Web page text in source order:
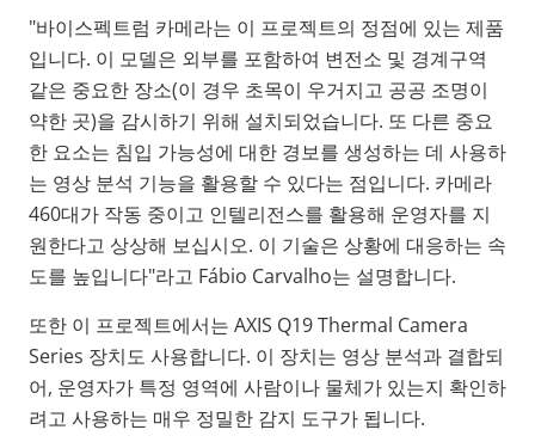
"바이스펙트럼 카메라는 이 프로젝트의 정점에 있는 제품
입니다. 이 모델은 외부를 포함하여 변전소 및 경계구역
같은 중요한 장소(이 경우 초목이 우거지고 공공 조명이
약한 곳)을 감시하기 위해 설치되었습니다. 또 다른 중요
한 요소는 침입 가능성에 대한 경보를 생성하는 데 사용하
는 영상 분석 기능을 활용할 수 있다는 점입니다. 카메라
460대가 작동 중이고 인텔리전스를 활용해 운영자를 지
원한다고 상상해 보십시오. 이 기술은 상황에 대응하는 속
도를 높입니다"라고 Fábio Carvalho는 설명합니다.
또한 이 프로젝트에서는 AXIS Q19 Thermal Camera
Series 장치도 사용합니다. 이 장치는 영상 분석과 결합되
어, 운영자가 특정 영역에 사람이나 물체가 있는지 확인하
려고 사용하는 매우 정밀한 감지 도구가 됩니다.